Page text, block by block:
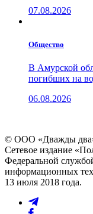
07.08.2026
Общество
В Амурской
погибших на
06.08.2026
© ООО «Дважды
Сетевое издание
Федеральной
информационных
13 июля 2018 года.